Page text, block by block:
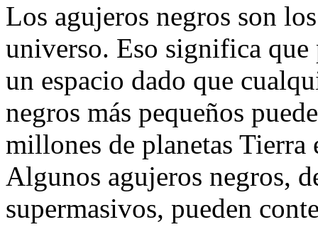
Los agujeros negros son
universo. Eso significa que
un espacio dado que
negros más pequeños
millones de planetas
Algunos agujeros negros,
supermasivos, pueden